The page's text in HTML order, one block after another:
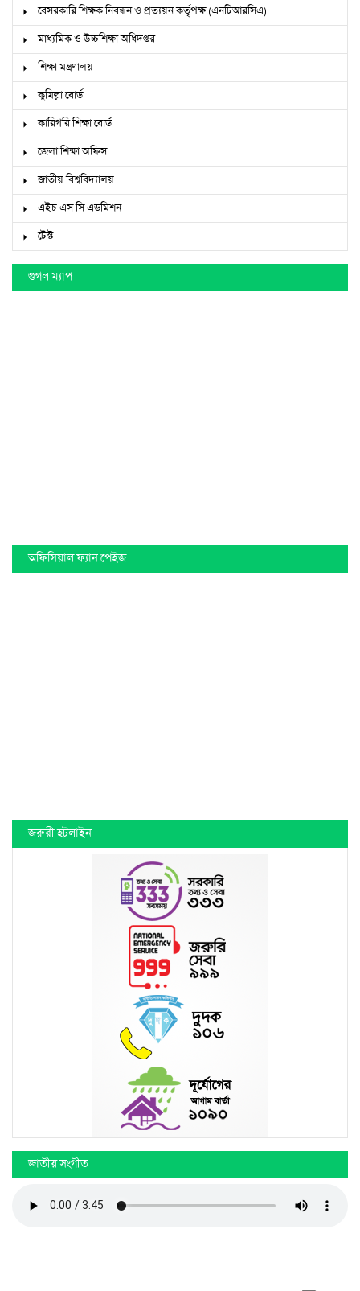
বেসরকারি শিক্ষক নিবন্ধন ও প্রত্যয়ন কর্তৃপক্ষ (এনটিআরসিএ)
মাধ্যমিক ও উচ্চশিক্ষা অধিদপ্তর
শিক্ষা মন্ত্রণালয়
কুমিল্লা বোর্ড
কারিগরি শিক্ষা বোর্ড
জেলা শিক্ষা অফিস
জাতীয় বিশ্ববিদ্যালয়
এইচ এস সি এডমিশন
টেস্ট
গুগল ম্যাপ
অফিসিয়াল ফ্যান পেইজ
জরুরী হটলাইন
জাতীয় সংগীত